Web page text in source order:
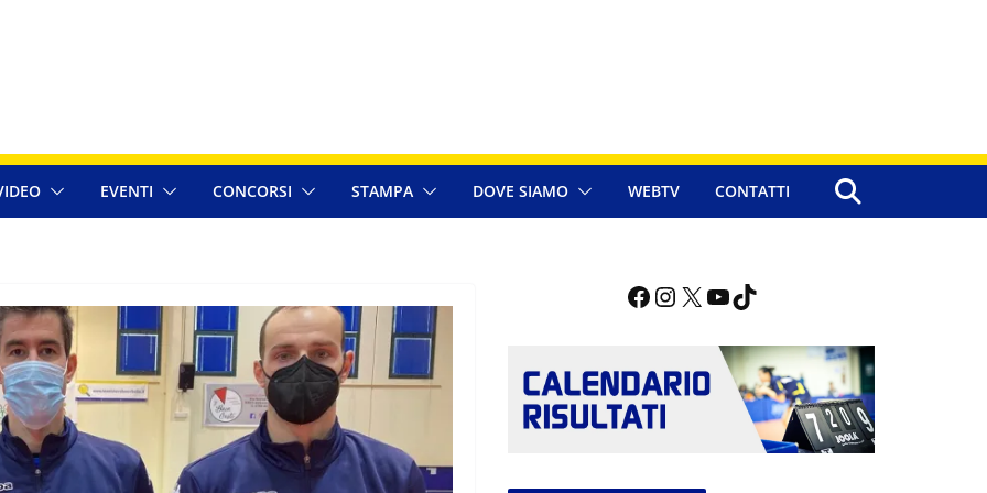
EVENTI CONCORSI STAMPA DOVE SIAMO WEBTV CONTATTI
Facebook InstagramX YouTube TikTok